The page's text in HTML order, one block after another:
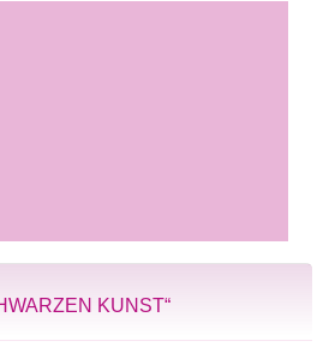
KUNST“